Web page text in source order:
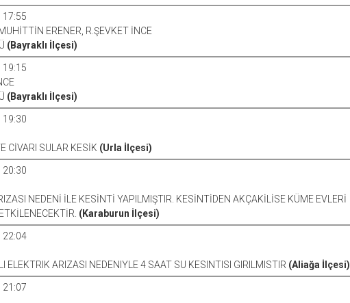
ERENER, R.ŞEVKET İNCE
(Bayraklı İlçesi)
(Bayraklı İlçesi)
CİVARI SULAR KESİK (Urla İlçesi)
NEDENİ İLE KESİNTİ YAPILMIŞTIR. KESİNTİDEN AKÇAKİLİSE KÜME EVLERİ
(Karaburun İlçesi)
ELEKTRIK ARIZASI NEDENIYLE 4 SAAT SU KESINTISI GIRILMISTIR (Aliağa İlçesi)